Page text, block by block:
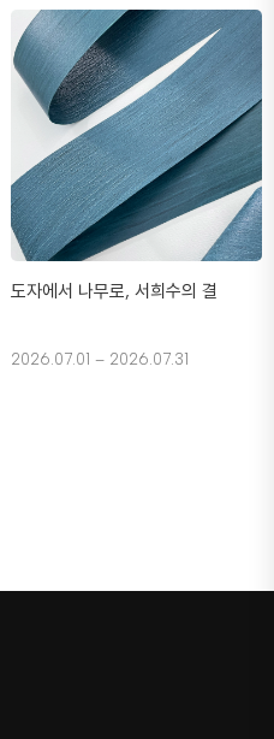
도자에서 나무로, 서희수의 결
2026.07.01 – 2026.07.31